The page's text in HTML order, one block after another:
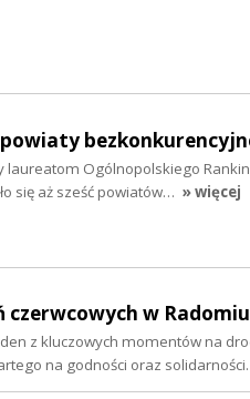
laureatom Ogólnopolskiego
się aż sześć powiatów… » więcej
czerwcowych w Radomiu
z kluczowych momentów na
na godności oraz